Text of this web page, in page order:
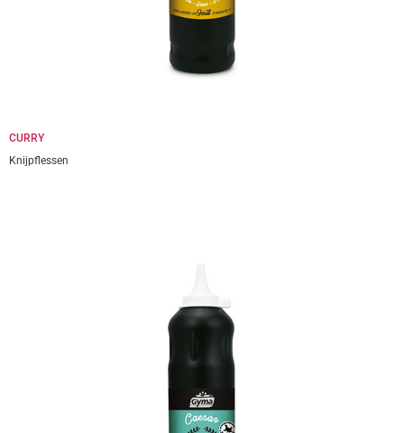
CURRY
Knijpflessen